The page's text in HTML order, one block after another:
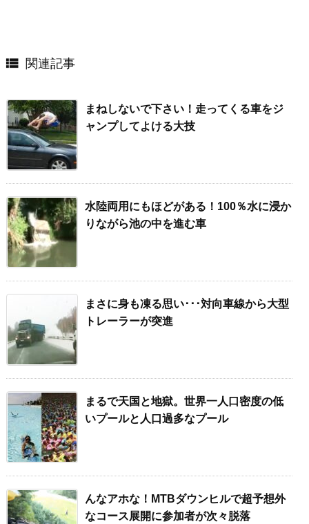
 関連記事
まねしないで下さい！走ってくる車をジ
ャンプしてよける大技
水陸両用にもほどがある！100％水に浸か
りながら池の中を進む車
まさに身も凍る思い･･･対向車線から大型
トレーラーが突進
まるで天国と地獄。世界一人口密度の低
いプールと人口過多なプール
んなアホな！MTBダウンヒルで超予想外
なコース展開に参加者が次々脱落